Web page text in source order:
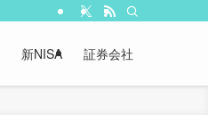
新NISA 証券会社